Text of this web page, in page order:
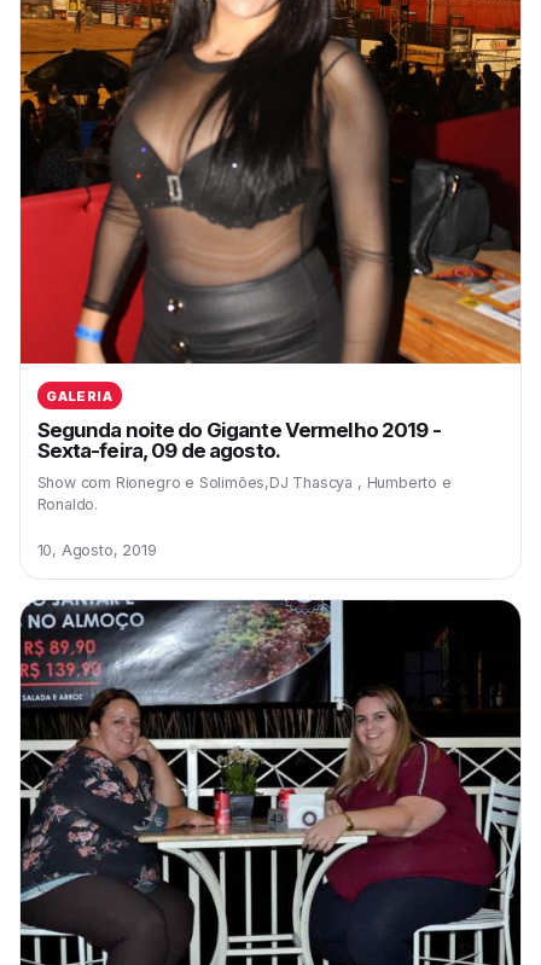
GALERIA
Segunda noite do Gigante Vermelho 2019 -
Sexta-feira, 09 de agosto.
Show com Rionegro e Solimões,DJ Thascya , Humberto e
Ronaldo.
10, Agosto, 2019